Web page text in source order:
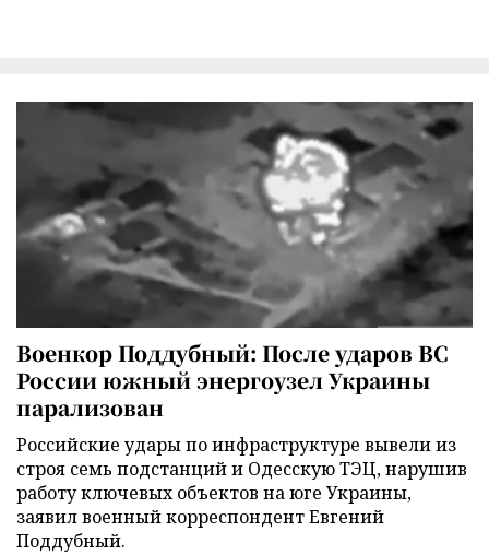
Военкор Поддубный: После ударов ВС
России южный энергоузел Украины
парализован
Российские удары по инфраструктуре вывели из
строя семь подстанций и Одесскую ТЭЦ, нарушив
работу ключевых объектов на юге Украины,
заявил военный корреспондент Евгений
Поддубный.